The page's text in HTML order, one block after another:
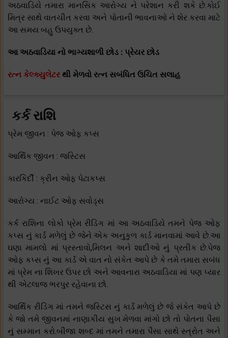
અઠવાડિયે તમારા માનસિક આરોગ્ય ને પરેશાન કરી શકે છે.કોઈ
મિત્ર સાથે વાતચીત કરવા અને પોતાની ભાવનાઓ ને શેર કરવા માટે
આ સમય બહુ ઉપયુક્ત છે.
આ અઠવાડિયા નો ભાગ્યશાળી છોડ : પ્રેયર છોડ
રત્ન કેલ્ક્યુલેટર થી મેળવો રત્ન સબંધિત ઉચિત સલાહ
કર્ક રાશિ
પ્રેમ જીવન : પેજ ઓફ કપ્સ
આર્થિક જીવન : જસ્ટિસ
કારકિર્દી : ક્રીન ઓફ પેટાકપ્સ
આરોગ્ય : નાઈટ ઓફ સવોડ્સ
કર્ક રાશિના લોકો પ્રેમ રીડિંગ માં આ અઠવાડિયે તમને પેજ ઓફ
કપ્સ નું કાર્ડ મળેલું છે જેને એક અનુકુળ કાર્ડ માનવામાં આવે છે.આ
ઘણા મામલો માં પ્રસ્તાવો,મિલન અને શાદીઓ નું પ્રતીક છે.પેજ
ઓફ કપ્સ નું આ કાર્ડ એ વાત નો સંકેત આપે છે કે તમે તમારા સબંધ
માં પ્રેમ ના શિખર ઉપર છો અને આવનારા અઠવાડિયા માં પણ પ્યાર
થી એટલાજ ભરપુર રહેવાના છો.
આર્થિક રીડિંગ માં તમને જસ્ટિસ નું કાર્ડ મળેલું છે જે સંકેત આપે છે
કે જો તમે જીવનમાં નાણાકીય સુખ મેળવા માંગો છો તો પોતના પૈસા
નું સમ્માન કરો.બીજા શબ્દ માં તમને તમારા પૈસા સાથે સ્ત્રોત અને